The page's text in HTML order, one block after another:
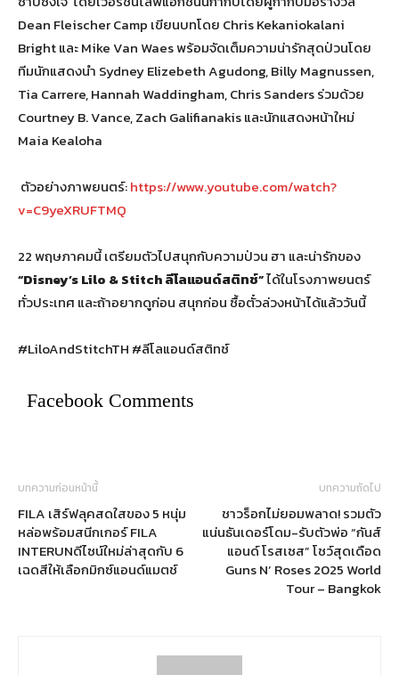
Dean Fleischer Camp เขียนบทโดย Chris Kekaniokalani
Bright และ Mike Van Waes พร้อมจัดเต็มความน่ารักสุดป่วนโดย
ทีมนักแสดงนำ Sydney Elizebeth Agudong, Billy Magnussen,
Tia Carrere, Hannah Waddingham, Chris Sanders ร่วมด้วย
Courtney B. Vance, Zach Galifianakis และนักแสดงหน้าใหม่
Maia Kealoha
ตัวอย่างภาพยนตร์:https://www.youtube.com/watch?
v=C9yeXRUFTMQ
22 พฤษภาคมนี้ เตรียมตัวไปสนุกกับความป่วน ฮา และน่ารักของ
“Disney’s Lilo & Stitch ลีโลแอนด์สติทช์”ได้ในโรงภาพยนตร์
ทั่วประเทศ และถ้าอยากดูก่อน สนุกก่อน ซื้อตั๋วล่วงหน้าได้แล้ววันนี้
#LiloAndStitchTH #ลีโลแอนด์สติทช์
Facebook Comments
บทความก่อนหน้านี้
FILA เสิร์ฟลุคสดใสของ 5 หนุ่ม
หล่อพร้อมสนีกเกอร์ FILA
INTERUNดีไซน์ใหม่ล่าสุดกับ 6
เฉดสีให้เลือกมิกซ์แอนด์แมตช์
บทความถัดไป
ชาวร็อกไม่ยอมพลาด! รวมตัว
แน่นธันเดอร์โดม-รับตัวพ่อ “กันส์
แอนด์ โรสเซส” โชว์สุดเดือด
Guns N’ Roses 2025 World
Tour – Bangkok